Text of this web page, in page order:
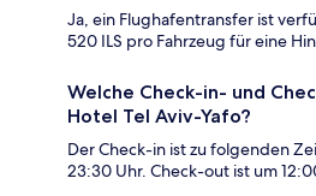
Ja, ein Flughafentransfer ist
520 ILS pro Fahrzeug für eine
Welche Check-in- und
Hotel Tel Aviv-Yafo?
Der Check-in ist zu folgenden
23:30 Uhr. Check-out ist um